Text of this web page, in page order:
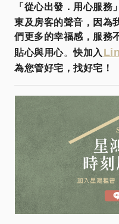
「從心出發．用心服務」
東及房客的聲音，因為
們更多的幸福感，服務
貼心與用心。快加入
為您管好宅，找好宅！